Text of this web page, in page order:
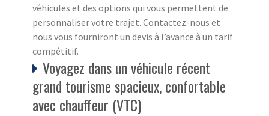
véhicules et des options qui vous permettent de
personnaliser votre trajet. Contactez-nous et
nous vous fourniront un devis à l’avance à un tarif
compétitif.
Voyagez dans un véhicule récent
grand tourisme spacieux, confortable
avec chauffeur (VTC)